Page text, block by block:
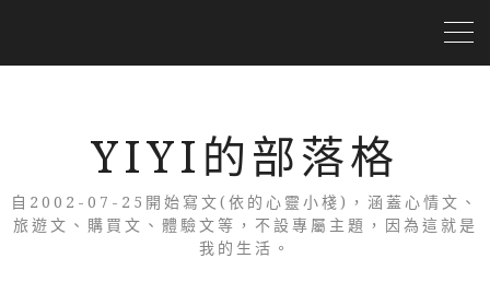
YIYI的部落格
自2002-07-25開始寫文(依的心靈小棧)，涵蓋心情文、
旅遊文、購買文、體驗文等，不設專屬主題，因為這就是
我的生活。